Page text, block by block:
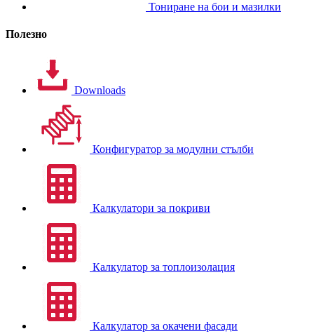
Тониране на бои и мазилки
Полезно
Downloads
Конфигуратор за модулни стълби
Калкулатори за покриви
Калкулатор за топлоизолация
Калкулатор за окачени фасади